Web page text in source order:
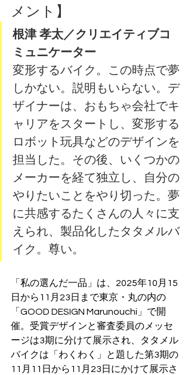
メント】
根津 孝太／クリエイティブコ
ミュニケーター
変形するバイク。この時点で夢
しかない。説明もいらない。デ
ザイナーは、おもちゃ会社でキ
ャリアをスタートし、変形する
ロボット玩具などのデザインを
担当した。その後、いくつかの
メーカーを経て独立し、自分の
やりたいことをやり切った。夢
に共感するたくさんの人々に支
えられ、製品化したタタメルバ
イク。尊い。
「私の選んだ一品」は、2025年10月15
日から11月23日まで東京・丸の内の
「GOOD DESIGN Marunouchi」で開
催。受賞デザインと審査委員のメッセ
ージは3期に分けて展示され、タタメル
バイクは「わくわく」と題した第3期の
11月11日から11月23日にかけて展示さ